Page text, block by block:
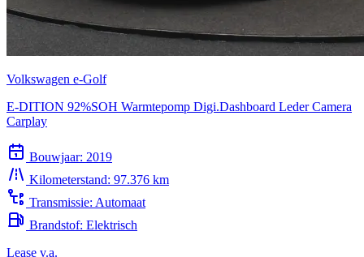
Volkswagen e-Golf
E-DITION 92%SOH Warmtepomp Digi.Dashboard Leder Camera
Carplay
Bouwjaar: 2019
Kilometerstand: 97.376 km
Transmissie: Automaat
Brandstof: Elektrisch
Lease v.a.